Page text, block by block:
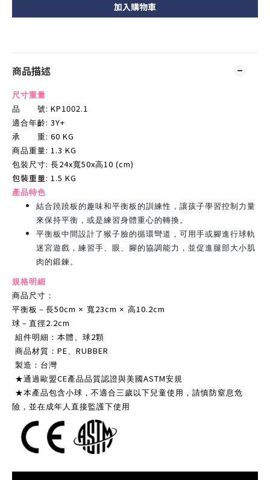
加入購物車
商品描述
尺寸重量
品 號: KP1002.1
適合年齡: 3Y+
承 重: 60 KG
商品重量: 1.3 KG
包裝尺寸: 長24x寬50x高10 (cm)
包裝重量: 1.5 KG
產品特色
結合蹺蹺板的趣味和平衡板的訓練性，讓孩子學習控制力量
來保持平衡，或是練習身體重心的轉換。
平衡板中間設計了猴子臉的循環彎道，可用手或腳進行球軌
迷宮遊戲，練習手、眼、腳的協調能力，並促進腿部大小肌
肉的鍛鍊。
規格明細
商品尺寸：
平衡板－長50cm × 寬23cm × 高10.2cm
球－直徑2.2cm
組件明細：本體、球2顆
商品材質： PE、 RUBBER
製造：台灣
★通過歐盟CE產品品質認證與美國 ASTM安規
★本產品包含小球，不適合三歲以下兒童使用，請慎防窒息危
險，並在成年人直接監護下使用